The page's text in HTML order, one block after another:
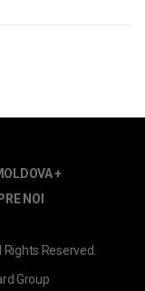
+
NOI
Reserved.
Group